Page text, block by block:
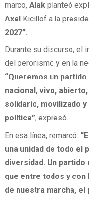
marco, Alak planteó
Axel Kicillof a la
2027”.
Durante su discurso, el
del peronismo y en la
“Queremos un
nacional, vivo,
solidario, movilizado
política”, expresó.
En esa línea, remarcó:
una unidad de todo el
diversidad. Un partido
que entre todos y
de nuestra marcha, el